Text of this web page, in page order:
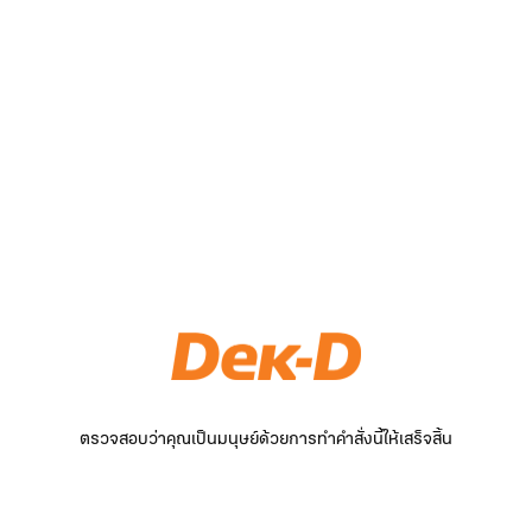
ตรวจสอบว่าคุณเป็นมนุษย์ด้วยการทำคำสั่งนี้ให้เสร็จสิ้น